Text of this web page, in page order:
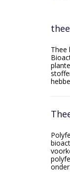
thee
Thee